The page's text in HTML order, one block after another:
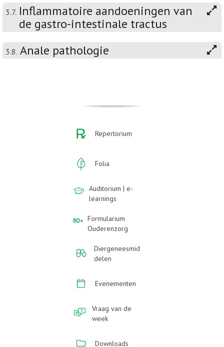
3.7. Inflammatoire aandoeningen van
de gastro-intestinale tractus
3.8. Anale pathologie
Repertorium
Folia
Auditorium | e-
learnings
Formularium
Ouderenzorg
Diergeneesmid
delen
Evenementen
Vraag van de
week
Downloads